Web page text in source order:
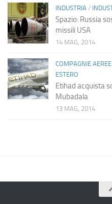
INDUSTRIA /
Spazio: Russia
missili USA
14 MAG, 2014
COMPAGNIE AEREE
ESTERO
Etihad acquista
Mubadala
13 MAG, 2014